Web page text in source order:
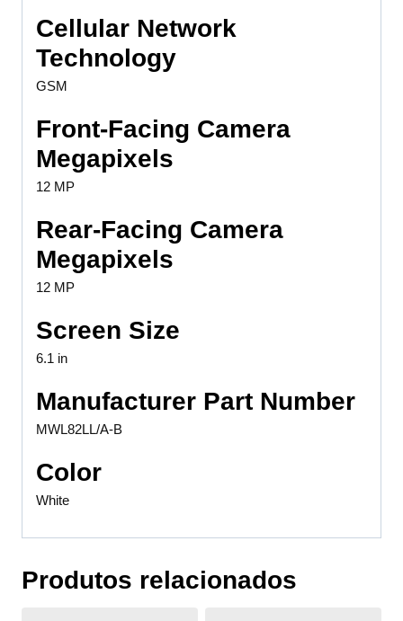
Cellular Network
Technology
GSM
Front-Facing Camera
Megapixels
12 MP
Rear-Facing Camera
Megapixels
12 MP
Screen Size
6.1 in
Manufacturer Part Number
MWL82LL/A-B
Color
White
Produtos relacionados